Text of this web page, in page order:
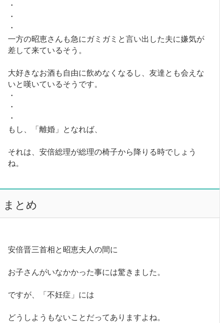
・
・
・
一方の昭恵さんも急にガミガミと言い出した夫に嫌気が
差して来ているそう。
大好きなお酒も自由に飲めなくなるし、友達とも会えな
いと嘆いているそうです。
・
・
・
もし、「離婚」となれば、
それは、安倍総理が総理の椅子から降りる時でしょう
ね。
まとめ
安倍晋三首相と昭恵夫人の間に
お子さんがいなかかった事には驚きました。
ですが、「不妊症」には
どうしようもないことだってありますよね。